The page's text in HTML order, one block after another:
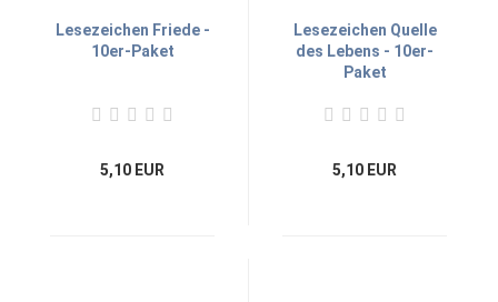
Lesezeichen Friede -
10er-Paket
5,10 EUR
Lesezeichen Quelle
des Lebens - 10er-
Paket
5,10 EUR